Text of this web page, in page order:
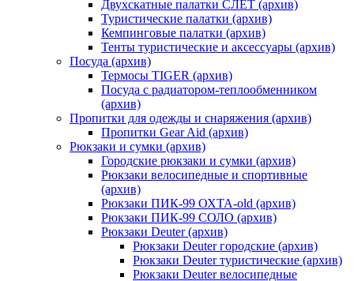
Двухскатные палатки СЛЕТ (архив)
Туристические палатки (архив)
Кемпинговые палатки (архив)
Тенты туристические и аксессуары (архив)
Посуда (архив)
Термосы TIGER (архив)
Посуда с радиатором-теплообменником
(архив)
Пропитки для одежды и снаряжения (архив)
Пропитки Gear Aid (архив)
Рюкзаки и сумки (архив)
Городские рюкзаки и сумки (архив)
Рюкзаки велосипедные и спортивные
(архив)
Рюкзаки ПИК-99 ОХТА-old (архив)
Рюкзаки ПИК-99 СОЛО (архив)
Рюкзаки Deuter (архив)
Рюкзаки Deuter городские (архив)
Рюкзаки Deuter туристические (архив)
Рюкзаки Deuter велосипедные